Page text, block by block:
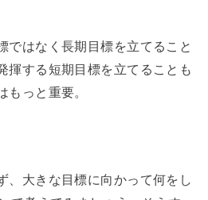
ではなく長期目標を立てること
揮する短期目標を立てることも
もっと重要。
、大きな目標に向かって何をし